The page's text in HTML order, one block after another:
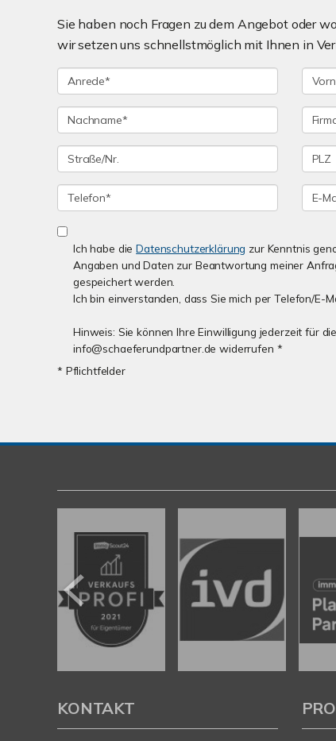
Sie haben noch Fragen zu dem Angebot oder
wir setzen uns schnellstmöglich mit Ihnen in
Ich habe dieDatenschutzerklärung zur Kenntnis
Angaben und Daten zur Beantwortung meiner
gespeichert werden.
Ich bin einverstanden, dass Sie mich per Telefon/E-
Hinweis: Sie können Ihre Einwilligung jederzeit für
info@schaeferundpartner.de widerrufen *
* Pflichtfelder
KONTAKT